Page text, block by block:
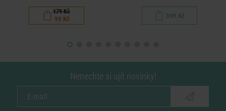
179 Kč
90 Kč 399 Kč
Nenechte si ujít novinky!